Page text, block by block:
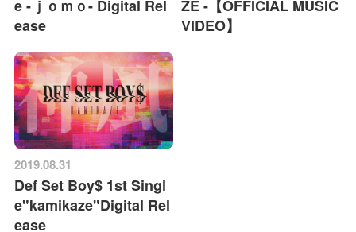
e -ｊｏｍｏ- Digital Rel
ease
ZE -【OFFICIAL MUSIC
VIDEO】
2019.08.31
Def Set Boy$ 1st Singl
e"kamikaze"Digital Rel
ease